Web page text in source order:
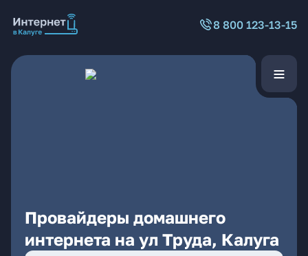
8 800 123-13-15
Провайдеры домашнего
интернета на ул Труда, Калуга